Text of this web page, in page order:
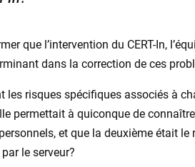
que l’intervention du CERT-In,
dans la correction de ces
les risques spécifiques associés à
permettait à quiconque de
et que la deuxième était
le serveur?